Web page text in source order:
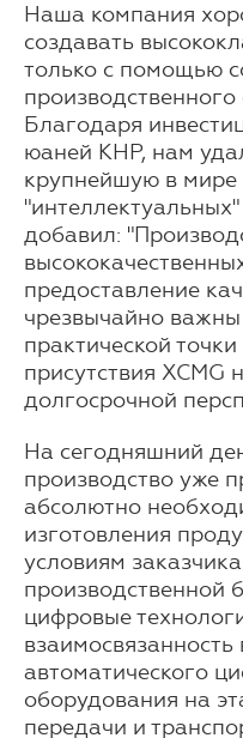
Наша компания
создавать
только с помощью
Благодаря
юаней КНР, нам
крупнейшую в мире
добавил:
предоставление
чрезвычайно важны
практической
присутствия
долгосрочной
На сегодняшний
производство уже
абсолютно
изготовления
условиям
производственной
цифровые
взаимосвязанность
автоматического
оборудования на
передачи и